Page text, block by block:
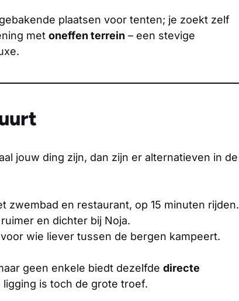
plaatsen voor tenten; je zoekt zelf
met oneffen terrein – een stevige
jouw ding zijn, dan zijn er alternatieven in de
zwembad en restaurant, op 15 minuten rijden.
en dichter bij Noja.
wie liever tussen de bergen kampeert.
geen enkele biedt dezelfde directe
ligging is toch de grote troef.